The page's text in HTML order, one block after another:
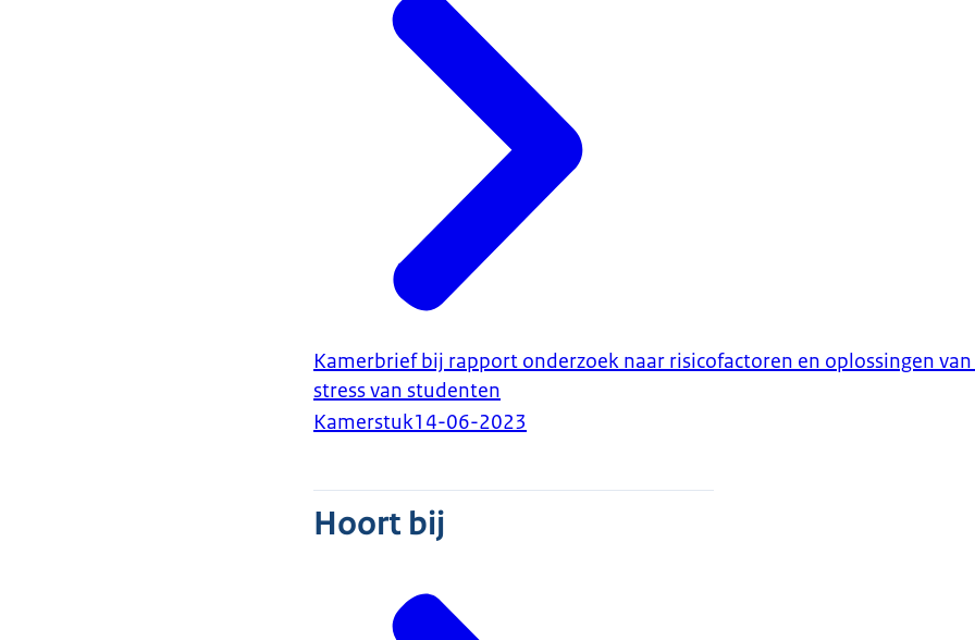
Kamerbrief bij rapport onderzoek naar risicofactoren en oplossingen
stress van studenten
Kamerstuk14-06-2023
Hoort bij